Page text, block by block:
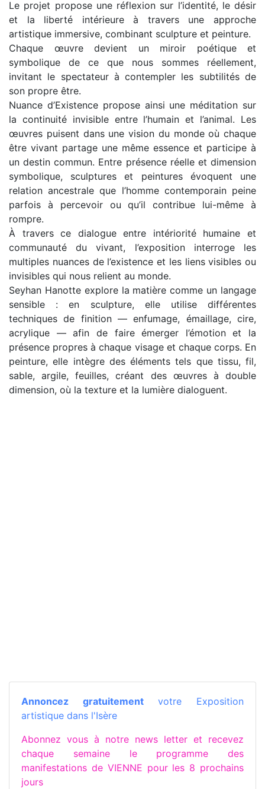
Le projet propose une réflexion sur l’identité, le désir
et la liberté intérieure à travers une approche
artistique immersive, combinant sculpture et peinture.
Chaque œuvre devient un miroir poétique et
symbolique de ce que nous sommes réellement,
invitant le spectateur à contempler les subtilités de
son propre être.
Nuance d’Existence propose ainsi une méditation sur
la continuité invisible entre l’humain et l’animal. Les
œuvres puisent dans une vision du monde où chaque
être vivant partage une même essence et participe à
un destin commun. Entre présence réelle et dimension
symbolique, sculptures et peintures évoquent une
relation ancestrale que l’homme contemporain peine
parfois à percevoir ou qu’il contribue lui-même à
rompre.
À travers ce dialogue entre intériorité humaine et
communauté du vivant, l’exposition interroge les
multiples nuances de l’existence et les liens visibles ou
invisibles qui nous relient au monde.
Seyhan Hanotte explore la matière comme un langage
sensible : en sculpture, elle utilise différentes
techniques de finition — enfumage, émaillage, cire,
acrylique — afin de faire émerger l’émotion et la
présence propres à chaque visage et chaque corps. En
peinture, elle intègre des éléments tels que tissu, fil,
sable, argile, feuilles, créant des œuvres à double
dimension, où la texture et la lumière dialoguent.
Annoncez gratuitementvotre Exposition
artistique dans l'Isère
Abonnez vous à notre news letter et recevez
chaque semaine le programme des
manifestations de VIENNE pour les 8 prochains
jours